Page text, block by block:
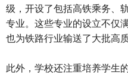
级，开设了包括高铁乘务、
专业。这些专业的设立不仅
也为铁路行业输送了大批高
此外，学校还注重培养学生